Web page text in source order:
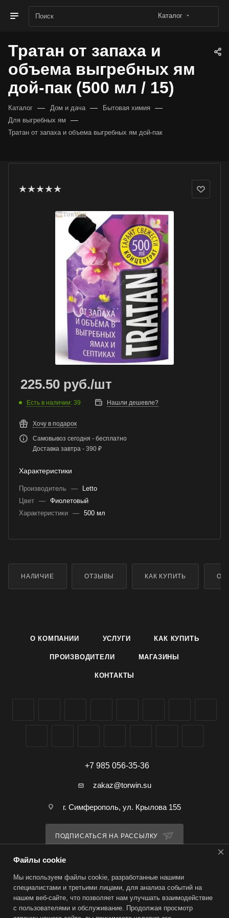
Каталог
Тратан от запаха и
объема выгребных ям
дой-пак (500 мл / 15)
Каталог — Дом и дача — Бытовая химия —
Для выгребных ям —
Тратан от запаха и объема выгребных ям дой-пак
225.50 руб./шт
Есть в наличии: 39 Нашли дешевле?
Хочу в подарок
Самовывоз сегодня - бесплатно
Доставка завтра - 390 ₽
Характеристики
Производитель —
Letto
Цвет — Фиолетовый
Характеристики — 500 мл
НАЛИЧИЕ ОТЗЫВЫ КАК КУПИТЬ
О КОМПАНИИ УСЛУГИ КАК КУПИТЬ
ПРОИЗВОДИТЕЛИ МАГАЗИНЫ
КОНТАКТЫ
+7 985 056-35-36
zakaz@torwin.su
г. Симферополь, ул. Крылова 155
ПОДПИСАТЬСЯ НА РАССЫЛКУ
2026 © TorWin – интернет-магазин
Файлы cookie
Мы используем файлы cookie, разработанные нашими
специалистами и третьими лицами, для анализа событий на
нашем веб-сайте, что позволяет нам улучшать взаимодействие
с пользователями и обслуживание. Продолжая просмотр